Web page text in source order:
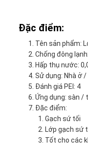
Đặc điểm:
Tên sản phẩm:
Chống đông
Hấp thụ nước:
Sử dụng: Nhà ở
Đánh giá PEI: 4
Ứng dụng: sàn /
Đặc điểm:
Gạch sứ tối
Lớp gạch sứ
Tốt cho các